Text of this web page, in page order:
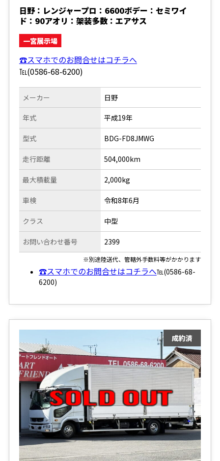
日野：レンジャープロ：6600ボデー：セミワイ
ド：90アオリ：架装多数：エアサス
一宮展示場
☎スマホでのお問合せはコチラへ
℡(0586-68-6200)
メーカー
年式
型式
走行距離
日野
平成19年
BDG-FD8JMWG
504,000km
最大積載量
車検
クラス
お問い合わせ番号
2,000kg
令和8年6月
中型
2399
※別途陸送代、管轄外手数料等がかかります
☎スマホでのお問合せはコチラへ℡(0586-68-
6200)